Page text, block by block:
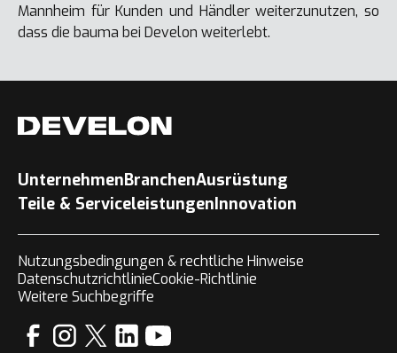
Mannheim für Kunden und Händler weiterzunutzen, so
dass die bauma bei Develon weiterlebt.
UnternehmenBranchenAusrüstung
Teile & ServiceleistungenInnovation
Nutzungsbedingungen & rechtliche Hinweise
DatenschutzrichtlinieCookie-Richtlinie
Weitere Suchbegriffe